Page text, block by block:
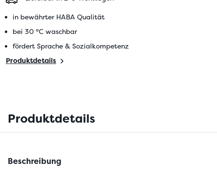
in bewährter HABA Qualität
bei 30 °C waschbar
fördert Sprache & Sozialkompetenz
Produktdetails
Produktdetails
Beschreibung